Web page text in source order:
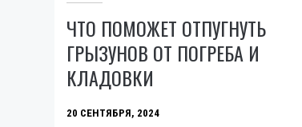
ЧТО ПОМОЖЕТ ОТПУГНУТЬ
ГРЫЗУНОВ ОТ ПОГРЕБА И
КЛАДОВКИ
20 СЕНТЯБРЯ, 2024